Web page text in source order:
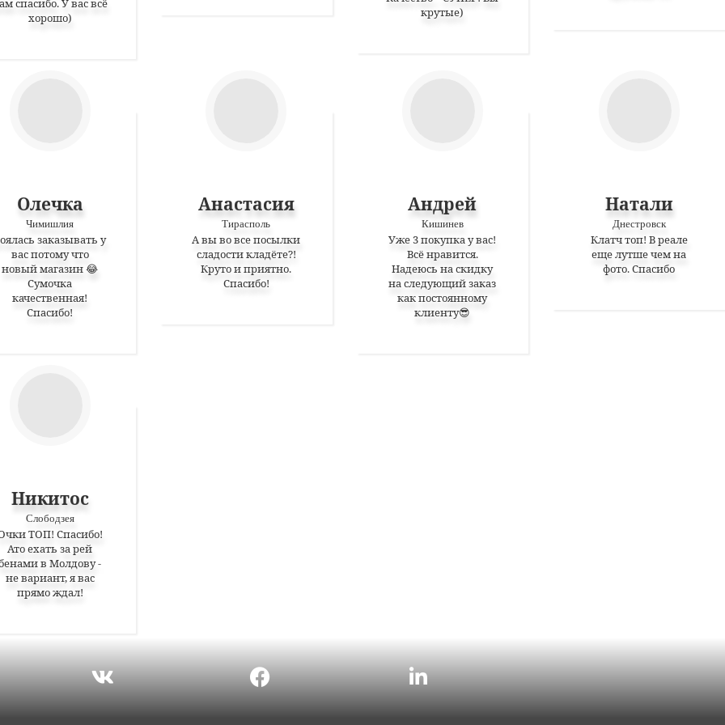
спасибо. У вас всё
хорошо)
крутые)
Олечка
Чимишлия
заказывать у
вас потому что
новый магазин 😂
Сумочка
качественная!
Спасибо!
Анастасия
Тирасполь
А вы во все посылки
сладости кладёте?!
Круто и приятно.
Спасибо!
Андрей
Кишинев
Уже 3 покупка у вас!
Всё нравится.
Надеюсь на скидку
на следующий заказ
как постоянному
клиенту😎
Натали
Днестровск
Клатч топ! В реале
еще лутше чем на
фото. Спасибо
Никитос
Слободзея
ТОП! Спасибо!
Ато ехать за рей
в Молдову -
не вариант, я вас
прямо ждал!